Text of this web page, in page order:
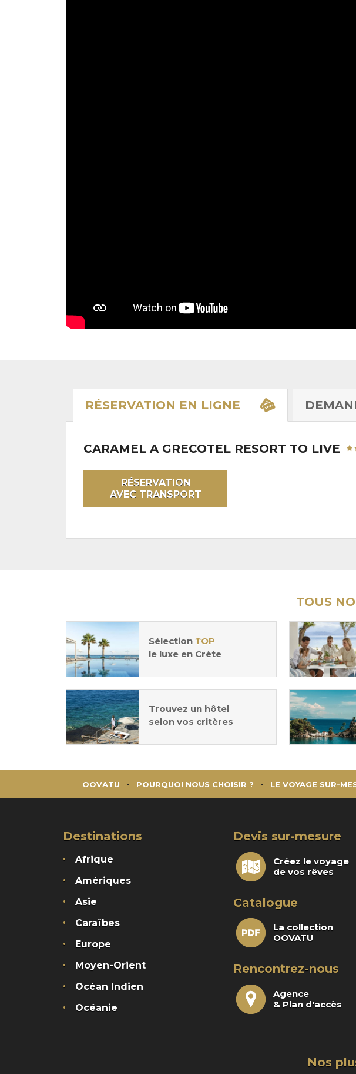
RÉSERVATION EN LIGNE
CARAMEL A GRECOTEL RESORT TO LIVE
RÉSERVATION
AVEC TRANSPORT
TOUS
Sélection TOP
le luxe en Crète
Trouvez un hôtel
selon vos critères
OOVATU POURQUOI NOUS CHOISIR ? LE VOYAGE SUR-
Destinations
Afrique
Amériques
Asie
Caraïbes
Europe
Moyen-Orient
Océan Indien
Océanie
Devis sur-mesure
Créez le voyage
de vos rêves
Catalogue
La collection
OOVATU
Rencontrez-nous
Agence
& Plan d'accès
Nos